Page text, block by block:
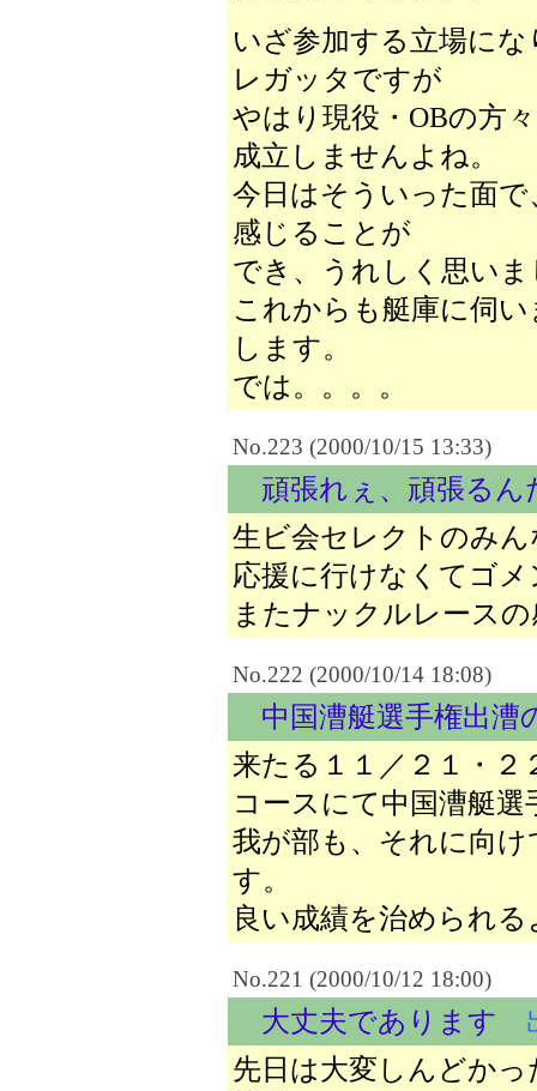
いざ参加する立場に
レガッタですが
やはり現役・OBの方
成立しませんよね。
今日はそういった面
感じることが
でき、うれしく思いま
これからも艇庫に伺
します。
では。。。。
No.223 (2000/10/15 13:33)
頑張れぇ、頑張るん
生ビ会セレクトのみ
応援に行けなくてゴメ
またナックルレース
No.222 (2000/10/14 18:08)
中国漕艇選手権出漕
来たる１１／２１・２
コースにて中国漕艇
我が部も、それに向
す。
良い成績を治められ
No.221 (2000/10/12 18:00)
大丈夫であります
先日は大変しんどかっ